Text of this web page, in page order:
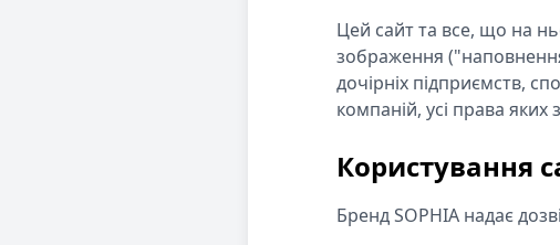
Цей сайт та все, що на
зображення
дочірніх підприємств,
компаній, усі права
Користування
Бренд SOPHIA надає